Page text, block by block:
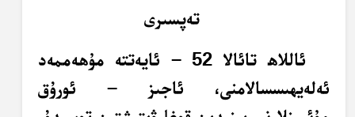
تەپسىرى
ئاللاھ تائالا 52 – ئايەتتە مۇھەممەد
ئەلەيھىسسالامنى، ئاجىز – ئورۇق